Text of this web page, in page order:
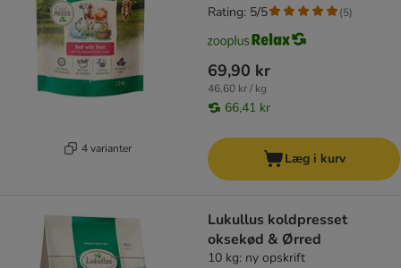
4 varianter
69,90 kr
46,60 kr / kg
66,41 kr
Rating: 5/5 (5)
Læg i kurv
Lukullus koldpresset
oksekød & Ørred
10 kg: ny opskrift